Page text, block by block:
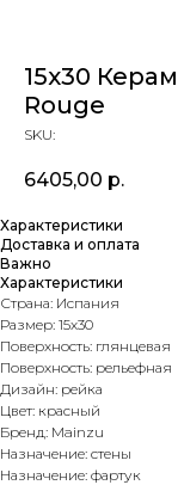
15х30
Rouge
SKU:
6405,00 р.
Характеристики
Доставка и оплата
Важно
Характеристики
Страна: Испания
Размер: 15х30
Поверхность: глянцевая
Поверхность: рельефная
Дизайн: рейка
Цвет: красный
Бренд: Mainzu
Назначение: стены
Назначение: фартук